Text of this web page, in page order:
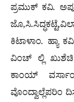
ಪ್ರಮುಕ್ ಕವಿ.
ಕಿಟಾಳಾಂ. ಹ್ಯಾ
ವಿಂಚ್ ಲ್ಲಿ
ಕಾಂಯ್
ವೊಂದ್ವಾಲ್ಲೆಪರಿಂ